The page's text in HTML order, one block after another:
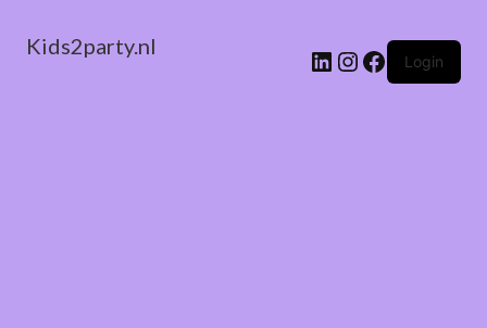
Kids2party.nl LinkedIn
Instagram
Facebook
Login